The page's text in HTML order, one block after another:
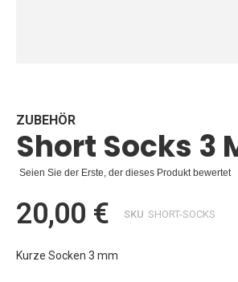
Bildgalerie
springen
ZUBEHÖR
Short Socks 3
Seien Sie der Erste, der dieses Produkt bewertet
20,00 € SKU SHORT-SOCKS
Kurze Socken 3 mm